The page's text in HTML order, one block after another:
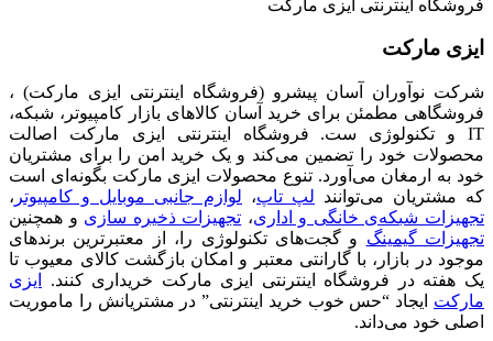
فروشگاه اینترنتی ایزی مارکت
ایزی مارکت
شرکت نوآوران آسان پیشرو (فروشگاه اینترنتی ایزی مارکت) ،
فروشگاهی مطمئن برای خرید آسان کالاهای بازار کامپیوتر، شبکه،
IT و تکنولوژی ست. فروشگاه اینترنتی ایزی مارکت اصالت
محصولات خود را تضمین می‌کند و یک خرید امن را برای مشتریان
خود به ارمغان می‌آورد. تنوع محصولات ایزی مارکت بگونه‌ای است
که مشتریان می‌توانند لپ تاپ، لوازم جانبی موبایل و کامپیوتر ،
تجهیزات شبکه‌ی خانگی و اداری، تجهیزات ذخیره سازی و همچنین
تجهیزات گیمینگ و گجت‌های تکنولوژی را، از معتبرترین برندهای
موجود در بازار، با گارانتی معتبر و امکان بازگشت کالای معیوب تا
یک هفته در فروشگاه اینترنتی ایزی مارکت خریداری کنند.
ایزی
مارکت ایجاد “حس خوب خرید اینترنتی” در مشتریانش را ماموریت
اصلی خود می‌داند.